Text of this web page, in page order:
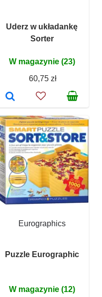
Uderz w układankę
Sorter
W magazynie (23)
60,75 zł
Eurographics
Puzzle Eurographic
W magazynie (12)